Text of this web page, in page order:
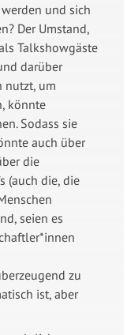
und sich
Der Umstand,
Talkshowgäste
darüber
nutzt, um
könnte
Sodass sie
auch über
die
(auch die, die
seien es
zu
ist, aber